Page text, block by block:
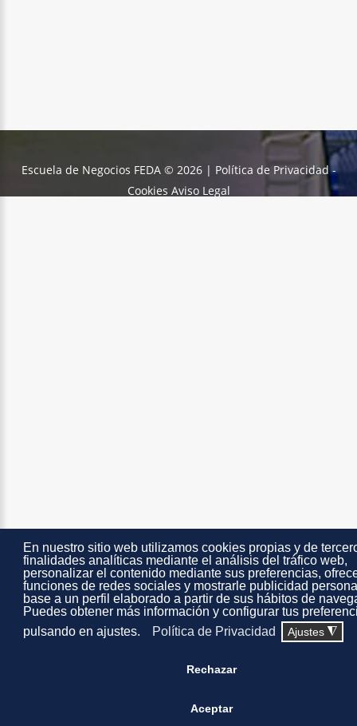
En nuestro sitio web utilizamos cookies propias y de
finalidades analíticas mediante el análisis del tráfico web,
personalizar el contenido mediante sus preferencias,
funciones de redes sociales y mostrarle publicidad
base a un perfil elaborado a partir de sus hábitos de
Puedes obtener más información y configurar tus
pulsando en ajustes.
Política de Privacidad Ajustes ◮
Rechazar
Aceptar
Escuela de Negocios FEDA © 2026
Política de Privacidad -
Cookies Aviso Legal